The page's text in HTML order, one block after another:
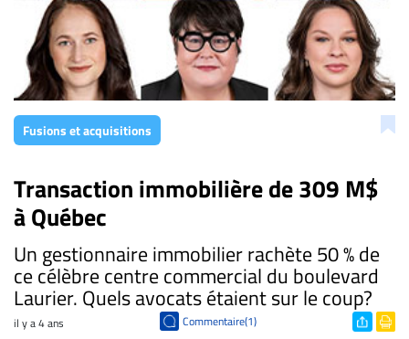
Fusions et acquisitions
Transaction immobilière de 309 M$
à Québec
Un gestionnaire immobilier rachète 50 % de
ce célèbre centre commercial du boulevard
Laurier. Quels avocats étaient sur le coup?
il y a 4 ans Commentaire(1)